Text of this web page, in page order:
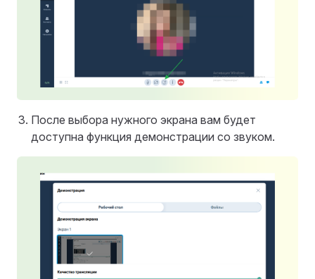
После выбора нужного экрана вам будет
доступна функция демонстрации со звуком.